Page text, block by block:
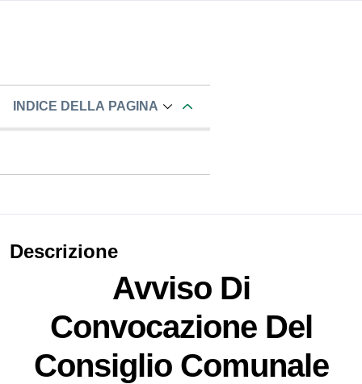
INDICE DELLA PAGINA
Descrizione
Avviso Di
Convocazione Del
Consiglio Comunale